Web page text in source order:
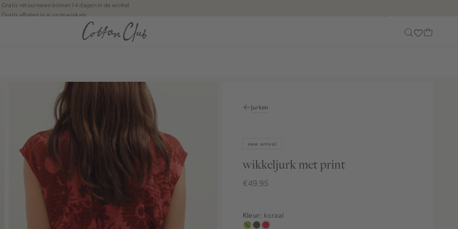
Gratis retourneren binnen 14 dagen in de winkel
Gratis afhalen in al onze winkels
Jouw bestelling wordt binnen 1 tot 5 dagen bezorgd
Betaal zoals jij wilt: o.a. iDEAL | Wero, Riverty, Apple pay & creditcard
Jurken
new arrival
wikkeljurk met print
€49.95
Kleur: koraal
meerkleurig
middenbruin
koraal